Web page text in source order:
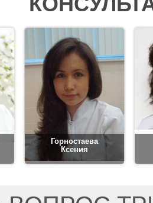
Горностаева
Ксения